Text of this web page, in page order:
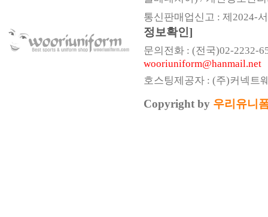
통신판매업신고 : 제2024-
정보확인]
문의전화 : (전국)02-2232-
wooriuniform@hanmail.net
호스팅제공자 : (주)커넥트
Copyright by 우리유니